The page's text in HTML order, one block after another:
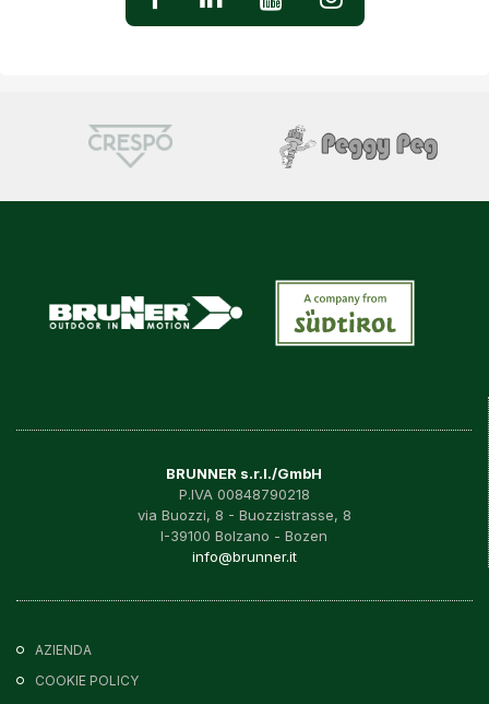
BRUNNER s.r.l./GmbH
P.IVA 00848790218
via Buozzi, 8 - Buozzistrasse, 8
I-39100 Bolzano - Bozen
info@brunner.it
AZIENDA
COOKIE POLICY